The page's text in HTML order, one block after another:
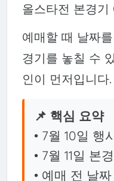
올스타전 본경기
예매할 때 날짜
경기를 놓칠 수
인이 먼저입니다.
📌 핵심 요약
• 7월 10일 행
• 7월 11일 본
• 예매 전 날